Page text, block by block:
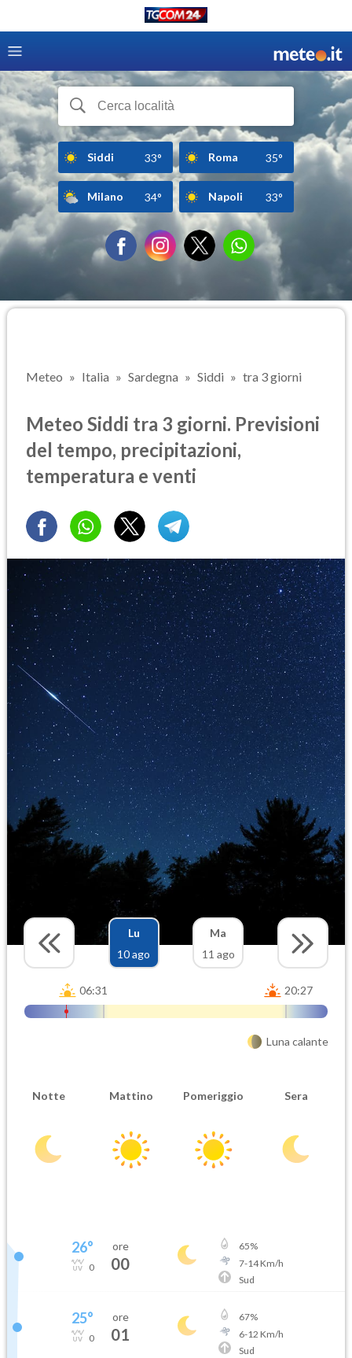
Siddi 33° Roma 35°
Milano 34° Napoli 33°
Meteo Italia Sardegna Siddi tra 3 giorni
Meteo Siddi tra 3 giorni. Previsioni
del tempo, precipitazioni,
temperatura e venti
Lu
10 ago
Ma
11 ago
06:31 20:27
Luna calante
Notte Mattino Pomeriggio Sera
26°
0
ore
00
65%
7-14Km/h
Sud
25°
0
ore
01
67%
6-12 Km/h
Sud